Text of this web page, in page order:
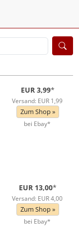
EUR 3,99*
Versand: EUR 1,99
Zum Shop »
bei Ebay*
EUR 13,00*
Versand: EUR 4,00
Zum Shop »
bei Ebay*